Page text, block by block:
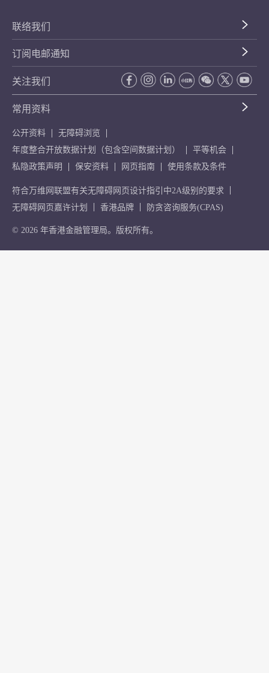
联络我们
订阅电邮通知
关注我们
常用资料
公开资料
无障碍浏览
年度整合开放数据计划（包含空间数据计划）
平等机会
私隐政策声明
保安资料 网页指南 使用条款及条件
符合万维网联盟有关无障碍网页设计指引中2A级别的要求
无障碍网页嘉许计划
香港品牌 防贪咨询服务(CPAS)
© 2026 年香港金融管理局。版权所有。